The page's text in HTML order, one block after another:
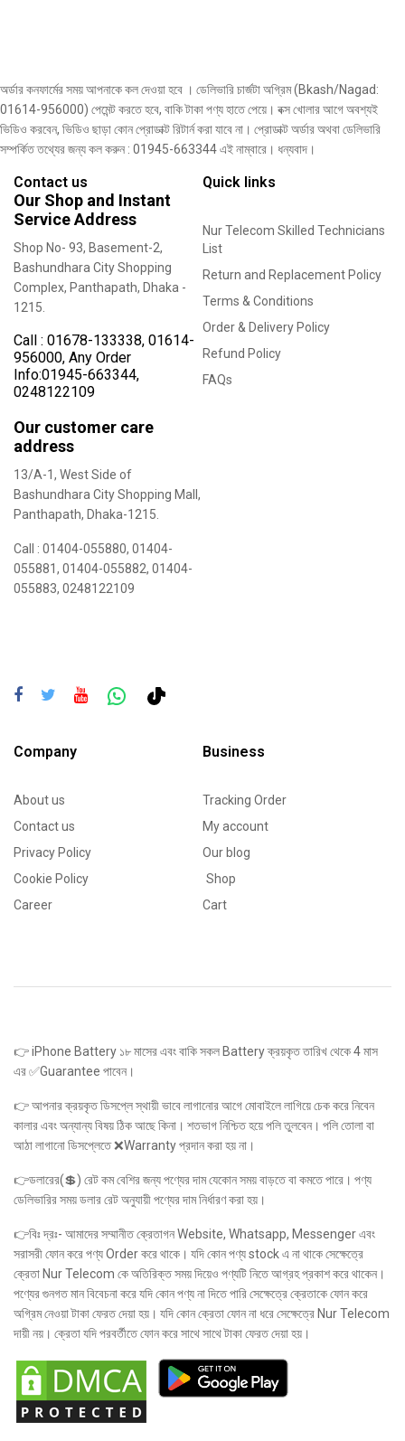
অর্ডার কনফার্মের সময় আপনাকে কল দেওয়া হবে । ডেলিভারি চার্জটা অগ্রিম (Bkash/Nagad:
01614-956000) পেমেন্ট করতে হবে, বাকি টাকা পণ্য হাতে পেয়ে। বক্স খোলার আগে অবশ্যই
ভিডিও করবেন, ভিডিও ছাড়া কোন প্রোডাক্ট রিটার্ন করা যাবে না। প্রোডাক্ট অর্ডার অথবা ডেলিভারি
সম্পর্কিত তথ্যের জন্য কল করুন : 01945-663344 এই নাম্বারে। ধন্যবাদ।
Contact us
Our Shop and Instant
Service Address
Shop No- 93, Basement-2,
Bashundhara City Shopping
Complex, Panthapath, Dhaka -
1215.
Call : 01678-133338, 01614-
956000, Any Order
Info:01945-663344,
0248122109
Our customer care
address
13/A-1, West Side of
Bashundhara City Shopping Mall,
Panthapath, Dhaka-1215.
Call : 01404-055880, 01404-
055881 , 01404-055882, 01404-
055883, 0248122109
Quick links
Nur Telecom Skilled Technicians
List
Return and Replacement Policy
Terms & Conditions
Order & Delivery Policy
Refund Policy
FAQs
Company
About us
Contact us
Privacy Policy
Cookie Policy
Career
Business
Tracking Order
My account
Our blog
Shop
Cart
👉 iPhone Battery ১৮ মাসের এবং বাকি সকল Battery ক্রয়কৃত তারিখ থেকে 4 মাস
এর ✅Guarantee পাবেন।
👉 আপনার ক্রয়কৃত ডিসপ্লে স্থায়ী ভাবে লাগানোর আগে মোবাইলে লাগিয়ে চেক করে নিবেন
কালার এবং অন্যান্য বিষয় ঠিক আছে কিনা। শতভাগ নিশ্চিত হয়ে পলি তুলবেন। পলি তোলা বা
আঠা লাগানো ডিসপ্লেতে ❌Warranty প্রদান করা হয় না।
👉ডলারের(💲) রেট কম বেশির জন্য পণ্যের দাম যেকোন সময় বাড়তে বা কমতে পারে। পণ্য
ডেলিভারির সময় ডলার রেট অনুযায়ী পণ্যের দাম নির্ধারণ করা হয়।
👉বিঃ দ্রঃ- আমাদের সম্মানীত ক্রেতাগন Website, Whatsapp, Messenger এবং
সরাসরী ফোন করে পণ্য Order করে থাকে। যদি কোন পণ্য stock এ না থাকে সেক্ষেত্রে
ক্রেতা Nur Telecom কে অতিরিক্ত সময় দিয়েও পণ্যটি নিতে আগ্রহ প্রকাশ করে থাকেন।
পণ্যের গুনগত মান বিবেচনা করে যদি কোন পণ্য না দিতে পারি সেক্ষেত্রে ক্রেতাকে ফোন করে
অগ্রিম নেওয়া টাকা ফেরত দেয়া হয়। যদি কোন ক্রেতা ফোন না ধরে সেক্ষেত্রে Nur Telecom
দায়ী নয়। ক্রেতা যদি পরবর্তীতে ফোন করে সাথে সাথে টাকা ফেরত দেয়া হয়।